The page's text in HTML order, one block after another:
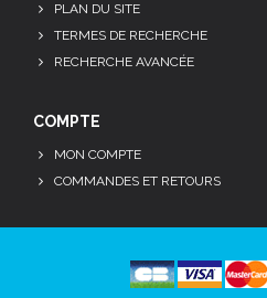
PLAN DU SITE
TERMES DE RECHERCHE
RECHERCHE AVANCÉE
COMPTE
MON COMPTE
COMMANDES ET RETOURS